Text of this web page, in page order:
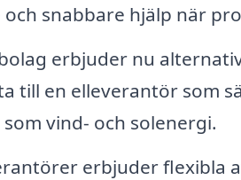
snabbare hjälp när
erbjuder nu
till en elleverantör som
vind- och solenergi.
erbjuder flexibla